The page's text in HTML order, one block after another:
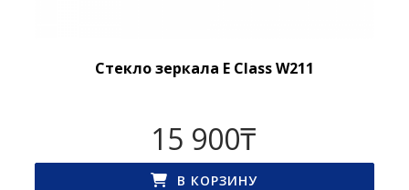
Стекло зеркала E Class W211
15 900₸
В КОРЗИНУ